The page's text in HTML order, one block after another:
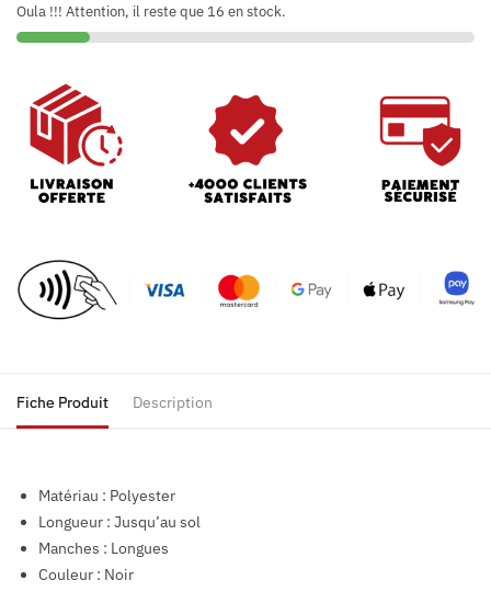
Oula !!! Attention, il reste que 16 en stock.
Fiche Produit Description
Matériau : Polyester
Longueur : Jusqu’au sol
Manches : Longues
Couleur : Noir